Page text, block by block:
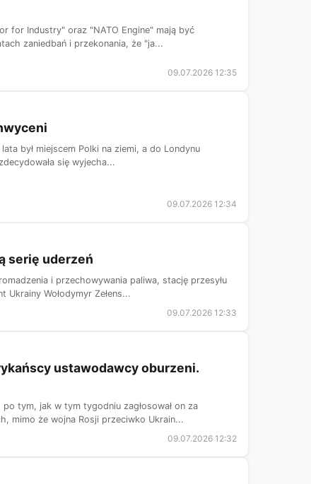
for Industry" oraz "NATO Engine" mają być
zaniedbań i przekonania, że "ja...
09.07.2026 12:35
był miejscem Polki na ziemi, a do Londynu
się wyjecha...
09.07.2026 12:34
serię uderzeń
i przechowywania paliwa, stację przesyłu
Wołodymyr Zełens...
09.07.2026 12:33
ustawodawcy oburzeni.
tym, jak w tym tygodniu zagłosował on za
mimo że wojna Rosji przeciwko Ukrain...
09.07.2026 12:32